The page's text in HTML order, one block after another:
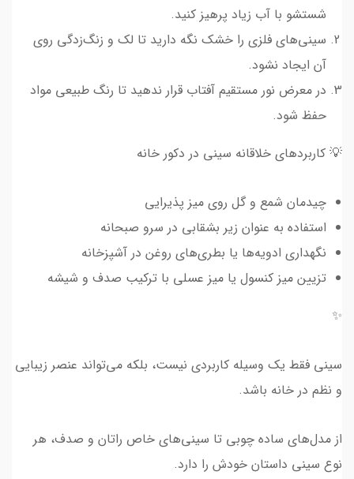
شستشو با آب زیاد پرهیز کنید.
سینی‌های فلزی را خشک نگه دارید تا لک و زنگ‌زدگی روی
آن ایجاد نشود.
در معرض نور مستقیم آفتاب قرار ندهید تا رنگ طبیعی مواد
حفظ شود.
💡 کاربردهای خلاقانه سینی در دکور خانه
چیدمان شمع و گل روی میز پذیرایی
استفاده به عنوان زیر بشقابی در سرو صبحانه
نگهداری ادویه‌ها یا بطری‌های روغن در آشپزخانه
تزیین میز کنسول یا میز عسلی با ترکیب صدف و شیشه
✨
سینی فقط یک وسیله کاربردی نیست، بلکه می‌تواند عنصر زیبایی
و نظم در خانه باشد.
از مدل‌های ساده چوبی تا سینی‌های خاص راتان و صدف، هر
نوع سینی داستان خودش را دارد.